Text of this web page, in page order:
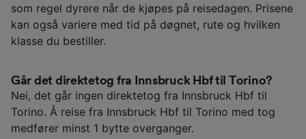
som regel dyrere når de kjøpes på reisedagen. Prisene
kan også variere med tid på døgnet, rute og hvilken
klasse du bestiller.
Går det direktetog fra Innsbruck Hbf til Torino?
Nei, det går ingen direktetog fra Innsbruck Hbf til
Torino. Å reise fra Innsbruck Hbf til Torino med tog
medfører minst 1 bytte overganger.